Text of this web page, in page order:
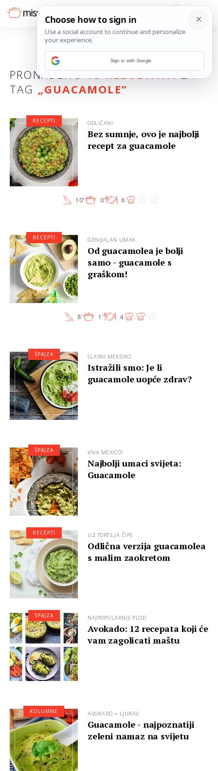
PRONAĐENO18 REZULTATAZA
TAG „GUACAMOLE”
ODLIČAN!
Bez sumnje, ovo je najbolji
recept za guacamole
10' 0' 6
RECEPTI
GENIJALAN UMAK
Od guacamolea je bolji
samo - guacamole s
graškom!
8' 1' 4
RECEPTI
SLASNI MEKSIKO
Istražili smo: Je li
guacamole uopće zdrav?
ŠPAJZA
VIVA MEXICO!
Najbolji umaci svijeta:
Guacamole
ŠPAJZA
UZ TORTILJA ČIPS
Odlična verzija guacamolea
s malim zaokretom
RECEPTI
NAJPOPULARNIJI PLOD
Avokado: 12 recepata koji će
vam zagolicati maštu
ŠPAJZA
AVOKADO = LJUBAV
Guacamole - najpoznatiji
zeleni namaz na svijetu
KOLUMNE
Sign in with Google